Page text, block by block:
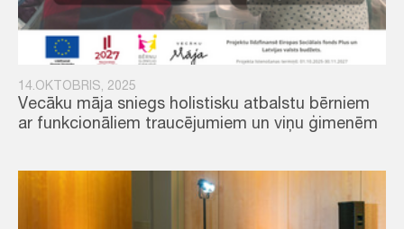
14.OKTOBRIS, 2025
Vecāku māja sniegs holistisku atbalstu bērniem
ar funkcionāliem traucējumiem un viņu ģimenēm